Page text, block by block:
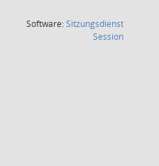
Software:Sitzungsdienst
Session(Wird in